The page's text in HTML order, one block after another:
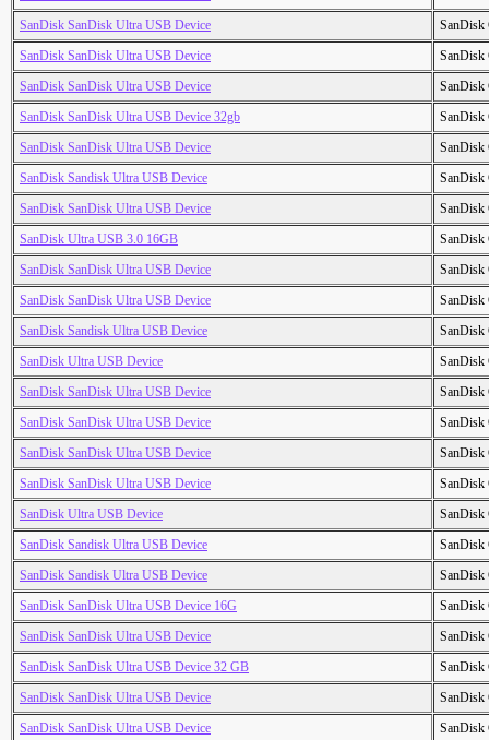
SanDisk SanDisk Ultra USB Device
SanDisk
SanDisk SanDisk Ultra USB Device
SanDisk
SanDisk SanDisk Ultra USB Device
SanDisk
SanDisk SanDisk Ultra USB Device 32gb
SanDisk
SanDisk SanDisk Ultra USB Device
SanDisk
SanDisk Sandisk Ultra USB Device
SanDisk
SanDisk SanDisk Ultra USB Device
SanDisk
SanDisk Ultra USB 3.0 16GB
SanDisk
SanDisk SanDisk Ultra USB Device
SanDisk
SanDisk SanDisk Ultra USB Device
SanDisk
SanDisk Sandisk Ultra USB Device
SanDisk
SanDisk Ultra USB Device
SanDisk
SanDisk SanDisk Ultra USB Device
SanDisk
SanDisk SanDisk Ultra USB Device
SanDisk
SanDisk SanDisk Ultra USB Device
SanDisk
SanDisk SanDisk Ultra USB Device
SanDisk
SanDisk Ultra USB Device
SanDisk
SanDisk Sandisk Ultra USB Device
SanDisk
SanDisk Sandisk Ultra USB Device
SanDisk
SanDisk SanDisk Ultra USB Device 16G
SanDisk
SanDisk SanDisk Ultra USB Device
SanDisk
SanDisk SanDisk Ultra USB Device 32 GB
SanDisk
SanDisk SanDisk Ultra USB Device
SanDisk
SanDisk SanDisk Ultra USB Device
SanDisk